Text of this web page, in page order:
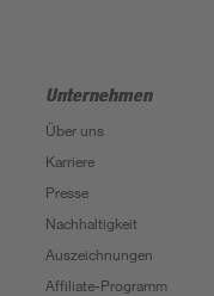
Unternehmen
Über uns
Karriere
Presse
Nachhaltigkeit
Auszeichnungen
Affiliate-Programm